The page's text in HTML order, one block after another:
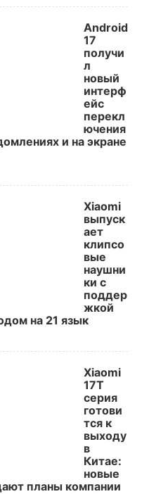
Android
17
получи
л
новый
интерф
ейс
перекл
ючения
и на экране
Xiaomi
выпуск
ает
клипсо
вые
наушни
ки с
поддер
жкой
на 21 язык
Xiaomi
17T
серия
готови
тся к
выходу
в
Китае:
новые
планы компании